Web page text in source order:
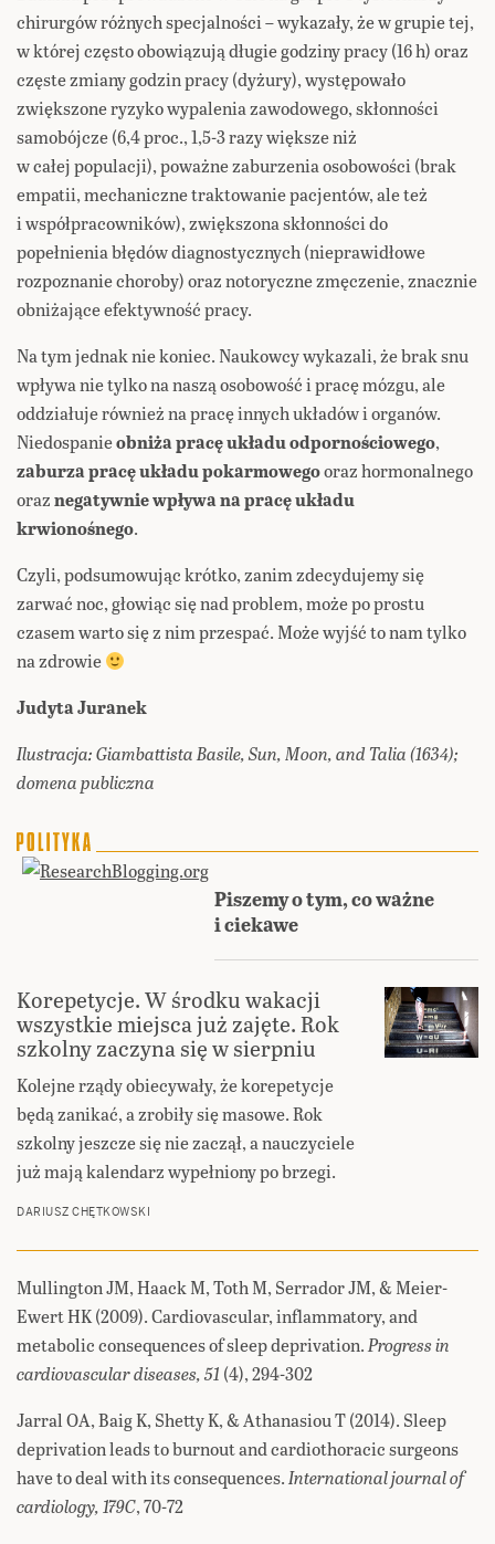
chirurgów różnych specjalności – wykazały, że w grupie tej,
w której często obowiązują długie godziny pracy (16 h) oraz
częste zmiany godzin pracy (dyżury), występowało
zwiększone ryzyko wypalenia zawodowego, skłonności
samobójcze (6,4 proc., 1,5-3 razy większe niż
w całej populacji), poważne zaburzenia osobowości (brak
empatii, mechaniczne traktowanie pacjentów, ale też
i współpracowników), zwiększona skłonności do
popełnienia błędów diagnostycznych (nieprawidłowe
rozpoznanie choroby) oraz notoryczne zmęczenie, znacznie
obniżające efektywność pracy.
Na tym jednak nie koniec. Naukowcy wykazali, że brak snu
wpływa nie tylko na naszą osobowość i pracę mózgu, ale
oddziałuje również na pracę innych układów i organów.
Niedospanieobniża pracę układu odpornościowego,
zaburza pracę układu pokarmowegooraz hormonalnego
oraznegatywnie wpływa na pracę układu
krwionośnego.
Czyli, podsumowując krótko, zanim zdecydujemy się
zarwać noc, głowiąc się nad problem, może po prostu
czasem warto się z nim przespać. Może wyjść to nam tylko
na zdrowie
Judyta Juranek
Ilustracja: Giambattista Basile, Sun, Moon, and Talia (1634);
domena publiczna
Piszemy o tym, co ważne
i ciekawe
Korepetycje. W środku wakacji
wszystkie miejsca już zajęte. Rok
szkolny zaczyna się w sierpniu
Kolejne rządy obiecywały, że korepetycje
będą zanikać, a zrobiły się masowe. Rok
szkolny jeszcze się nie zaczął, a nauczyciele
już mają kalendarz wypełniony po brzegi.
DARIUSZ CHĘTKOWSKI
Mullington JM, Haack M, Toth M, Serrador JM, & Meier-
Ewert HK (2009). Cardiovascular, inflammatory, and
metabolic consequences of sleep deprivation.Progress in
cardiovascular diseases, 51 (4), 294-302
Jarral OA, Baig K, Shetty K, & Athanasiou T (2014). Sleep
deprivation leads to burnout and cardiothoracic surgeons
have to deal with its consequences.International journal of
cardiology, 179C, 70-72